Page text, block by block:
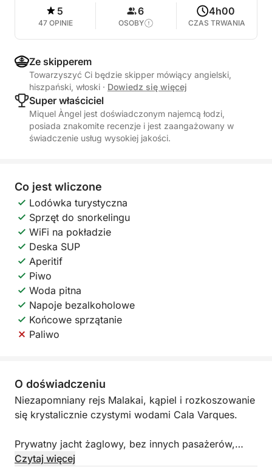
5
47 OPINIE
6
OSOBY
4h00
CZAS TRWANIA
Ze skipperem
Towarzyszyć Ci będzie skipper mówiący angielski,
hiszpański, włoski · Dowiedz się więcej
Super właściciel
Miquel Àngel jest doświadczonym najemcą łodzi,
posiada znakomite recenzje i jest zaangażowany w
świadczenie usług wysokiej jakości.
Co jest wliczone
Lodówka turystyczna
Sprzęt do snorkelingu
WiFi na pokładzie
Deska SUP
Aperitif
Piwo
Woda pitna
Napoje bezalkoholowe
Końcowe sprzątanie
Paliwo
O doświadczeniu
Niezapomniany rejs Malakai, kąpiel i rozkoszowanie
się krystalicznie czystymi wodami Cala Varques.
Prywatny jacht żaglowy, bez innych pasażerów,
zapewniający maksymalną prywatność.
Czytaj więcej